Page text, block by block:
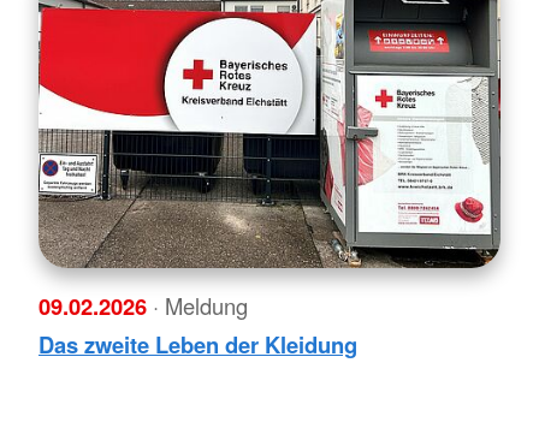
09.02.2026 · Meldung
Das zweite Leben der Kleidung